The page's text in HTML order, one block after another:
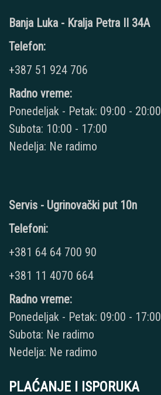
Banja Luka - Kralja Petra II 34A
Telefon:
+387 51 924 706
Radno vreme:
Ponedeljak - Petak: 09:00 - 20:00
Subota: 10:00 - 17:00
Nedelja: Ne radimo
Servis - Ugrinovački put 10n
Telefoni:
+381 64 64 700 90
+381 11 4070 664
Radno vreme:
Ponedeljak - Petak: 09:00 - 17:00
Subota: Ne radimo
Nedelja: Ne radimo
PLAĆANJE I ISPORUKA